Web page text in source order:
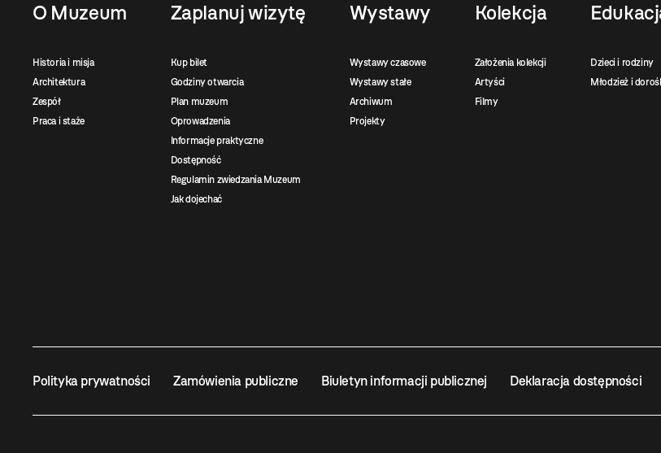
O Muzeum
Historia i misja
Architektura
Zespół
Praca i staże
Zaplanuj wizytę
Kup bilet
Godziny otwarcia
Plan muzeum
Oprowadzenia
Informacje praktyczne
Dostępność
Regulamin zwiedzania Muzeum
Jak dojechać
Wystawy
Wystawy czasowe
Wystawy stałe
Archiwum
Projekty
Kolekcja
Założenia kolekcji
Artyści
Filmy
Dzieci i rodziny
Młodzież i
Polityka prywatności Zamówienia publiczne Biuletyn informacji publicznej Deklaracja dostępności